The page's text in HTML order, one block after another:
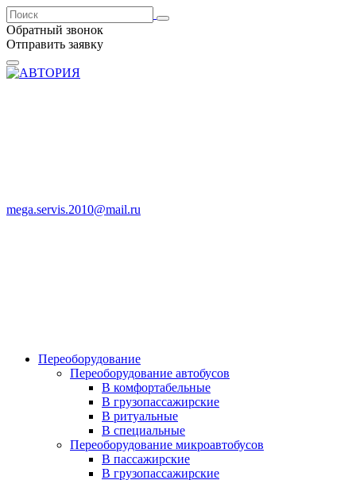
Обратный звонок
Отправить заявку
mega.servis.2010@mail.ru
Переоборудование
Переоборудование автобусов
В комфортабельные
В грузопассажирские
В ритуальные
В специальные
Переоборудование микроавтобусов
В пассажирские
В грузопассажирские